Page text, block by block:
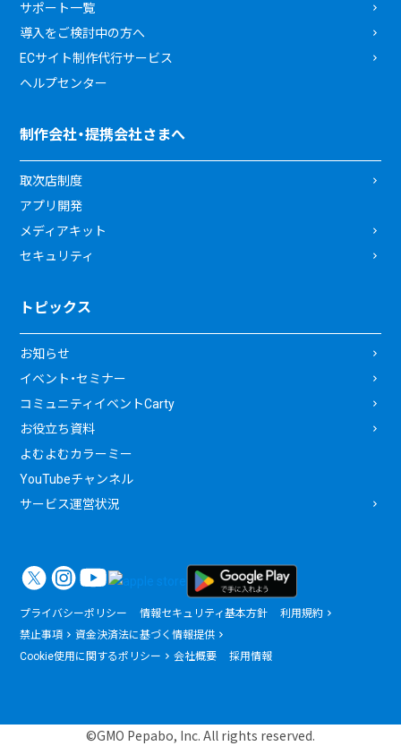
サポート一覧
導入をご検討中の方へ
ECサイト制作代行サービス
ヘルプセンター
制作会社・提携会社さまへ
取次店制度
アプリ開発
メディアキット
セキュリティ
トピックス
お知らせ
イベント・セミナー
コミュニティイベントCarty
お役立ち資料
よむよむカラーミー
YouTubeチャンネル
サービス運営状況
プライバシーポリシー 情報セキュリティ基本方針
利用規約
禁止事項
資金決済法に基づく情報提供
Cookie使用に関するポリシー
会社概要 採用情報
©GMO Pepabo, Inc. All rights reserved.